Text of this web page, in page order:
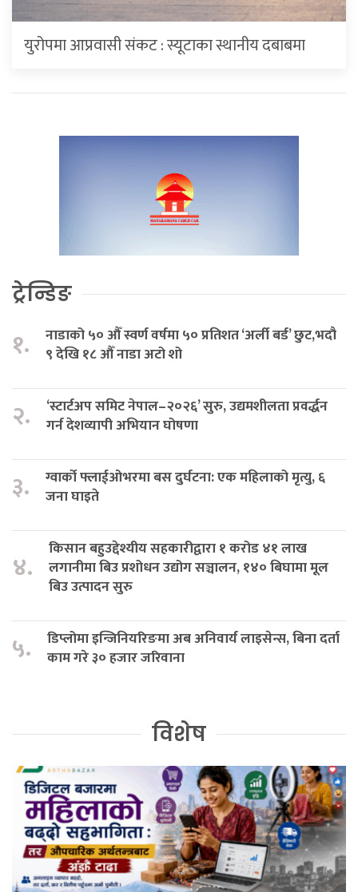
युरोपमा आप्रवासी संकट : स्यूटाका स्थानीय दबाबमा
ट्रेन्डिङ
१.
नाडाको ५० औँ स्वर्ण वर्षमा ५० प्रतिशत ‘अर्ली बर्ड’ छुट,भदौ
९ देखि १८ औँ नाडा अटो शो
२.
‘स्टार्टअप समिट नेपाल–२०२६’ सुरु, उद्यमशीलता प्रवर्द्धन
गर्न देशव्यापी अभियान घोषणा
३.
ग्वार्को फ्लाईओभरमा बस दुर्घटना: एक महिलाको मृत्यु, ६
जना घाइते
४.
किसान बहुउद्देश्यीय सहकारीद्वारा १ करोड ४१ लाख
लगानीमा बिउ प्रशोधन उद्योग सञ्चालन, १४० बिघामा मूल
बिउ उत्पादन सुरु
५.
डिप्लोमा इन्जिनियरिङमा अब अनिवार्य लाइसेन्स, बिना दर्ता
काम गरे ३० हजार जरिवाना
विशेष